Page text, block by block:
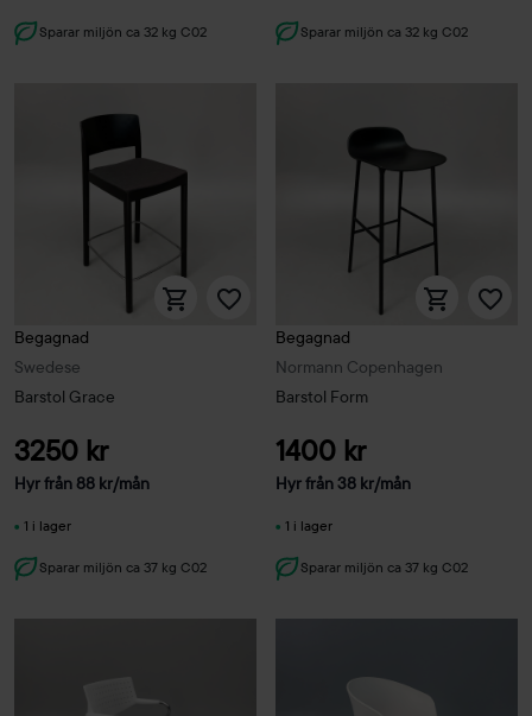
Sparar miljön ca 32 kg C02 Sparar miljön ca 32 kg C02
Swedese
Begagnad
Barstol Grace
3250 kr
Hyr från 88 kr/mån
1 i lager
Sparar miljön ca 37 kg C02
Normann Copenhagen
Begagnad
Barstol Form
1400 kr
Hyr från38 kr/mån
1 i lager
Sparar miljön ca 37 kg C02